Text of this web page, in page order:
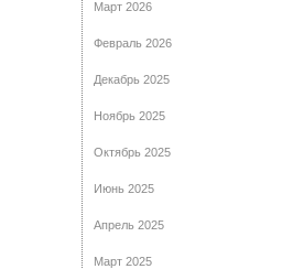
Март 2026
Февраль 2026
Декабрь 2025
Ноябрь 2025
Октябрь 2025
Июнь 2025
Апрель 2025
Март 2025